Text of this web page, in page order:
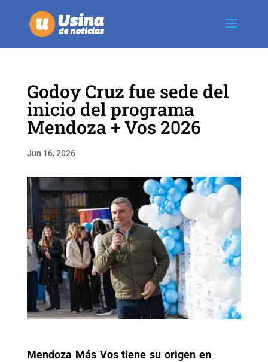
Godoy Cruz fue sede del
inicio del programa
Mendoza + Vos 2026
Jun 16, 2026
Mendoza Más Vos tiene su origen en